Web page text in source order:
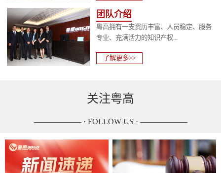
团队介绍
粤高拥有一支资历丰富、人员稳定、服务
专业、充满活力的知识产权...
了解更多>>
关注粤高
—————— · FOLLOW US · ——————